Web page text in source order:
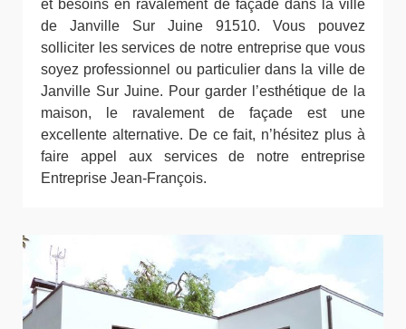
et besoins en ravalement de façade dans la ville
de Janville Sur Juine 91510. Vous pouvez
solliciter les services de notre entreprise que vous
soyez professionnel ou particulier dans la ville de
Janville Sur Juine. Pour garder l’esthétique de la
maison, le ravalement de façade est une
excellente alternative. De ce fait, n’hésitez plus à
faire appel aux services de notre entreprise
Entreprise Jean-François.